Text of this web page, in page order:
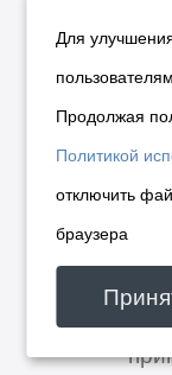
В
Для
Продолжая
Политикой
отключить
браузера